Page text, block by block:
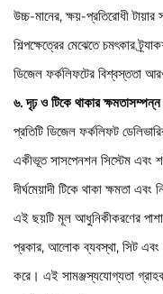
উচ্চ-মানের, ক্ষয়-প্রতিরোধী
শিল্পক্ষেত্রের মেঝেতে চমৎকার
ডিজেল ফর্কলিফটের বিশ্বস্ততা
৬. দৃঢ় ও টিকে থাকার
প্রতিটি ডিজেল ফর্কলিফট
একীভূত সাসপেনশন সিস্টেম এবং
দীর্ঘমেয়াদী টিকে থাকা ক্ষমতা এবং
এই ছয়টি মূল আধুনিকীকরণের
প্রকার, আলোক ব্যবস্থা, সিট এবং
করে। এই সামঞ্জস্যযোগ্যতা